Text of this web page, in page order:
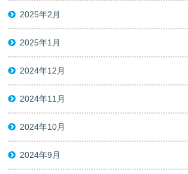
2025年2月
2025年1月
2024年12月
2024年11月
2024年10月
2024年9月